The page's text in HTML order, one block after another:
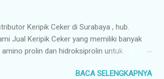
Keripik Ceker di Surabaya , hub.
Jual Keripik Ceker yang memiliki banyak
prolin dan hidroksiprolin untuk
garing. Bumbu rempah-rempah yang
BACA SELENGKAPNYA